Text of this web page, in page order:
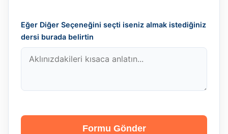
Eğer Diğer Seçeneğini seçti iseniz almak istediğiniz
dersi burada belirtin
Formu Gönder